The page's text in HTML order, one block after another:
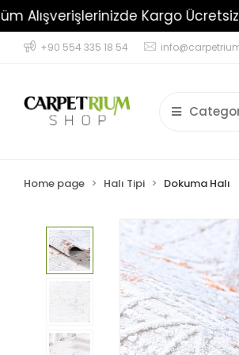
Ücretsiz! Açılışa Özel
+90 554 335 18 54
Home page Halı Tipi Dokuma Halı